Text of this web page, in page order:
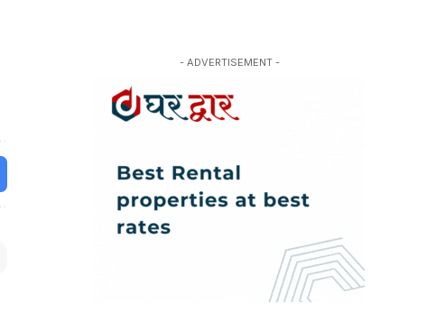
- ADVERTISEMENT -